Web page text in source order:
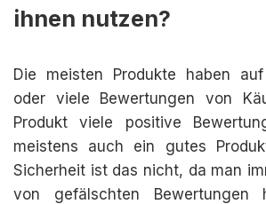
ihnen nutzen?
Die meisten Produkte haben
oder viele Bewertungen von
Produkt viele positive
meistens auch ein gutes
Sicherheit ist das nicht, da man
von gefälschten Bewertungen